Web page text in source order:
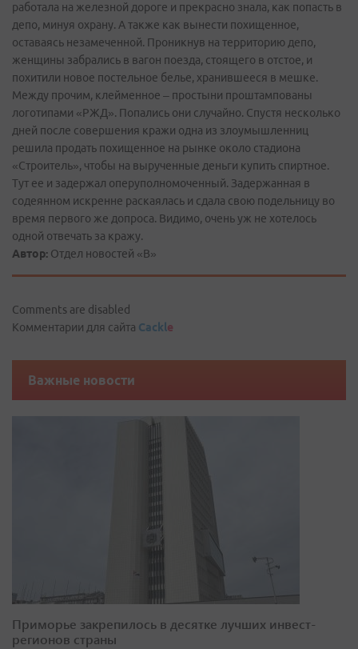
работала на железной дороге и прекрасно знала, как попасть в
депо, минуя охрану. А также как вынести похищенное,
оставаясь незамеченной. Проникнув на территорию депо,
женщины забрались в вагон поезда, стоящего в отстое, и
похитили новое постельное белье, хранившееся в мешке.
Между прочим, клейменное – простыни проштампованы
логотипами «РЖД». Попались они случайно. Спустя несколько
дней после совершения кражи одна из злоумышленниц
решила продать похищенное на рынке около стадиона
«Строитель», чтобы на вырученные деньги купить спиртное.
Тут ее и задержал оперуполномоченный. Задержанная в
содеянном искренне раскаялась и сдала свою подельницу во
время первого же допроса. Видимо, очень уж не хотелось
одной отвечать за кражу.
Автор: Отдел новостей «В»
Comments are disabled
Комментарии для сайта Cackle
Важные новости
Приморье закрепилось в десятке лучших инвест-
регионов страны